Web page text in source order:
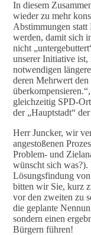
In diesem
wieder zu mehr
Abstimmungen statt
werden, damit sich
nicht
unserer Initiative ist,
notwendigen
deren Mehrwert
gleichzeitig SPD-
der „Hauptstadt“
Herr Juncker, wir
angestoßenen
Problem- und
wünscht sich was?).
Lösungsfindung
bitten wir Sie, kurz
vor den zweiten zu
die geplante
sondern einen
Bürgern führen!